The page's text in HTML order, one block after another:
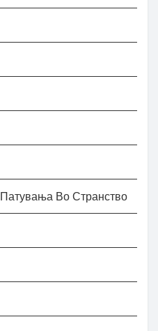
Во Странство